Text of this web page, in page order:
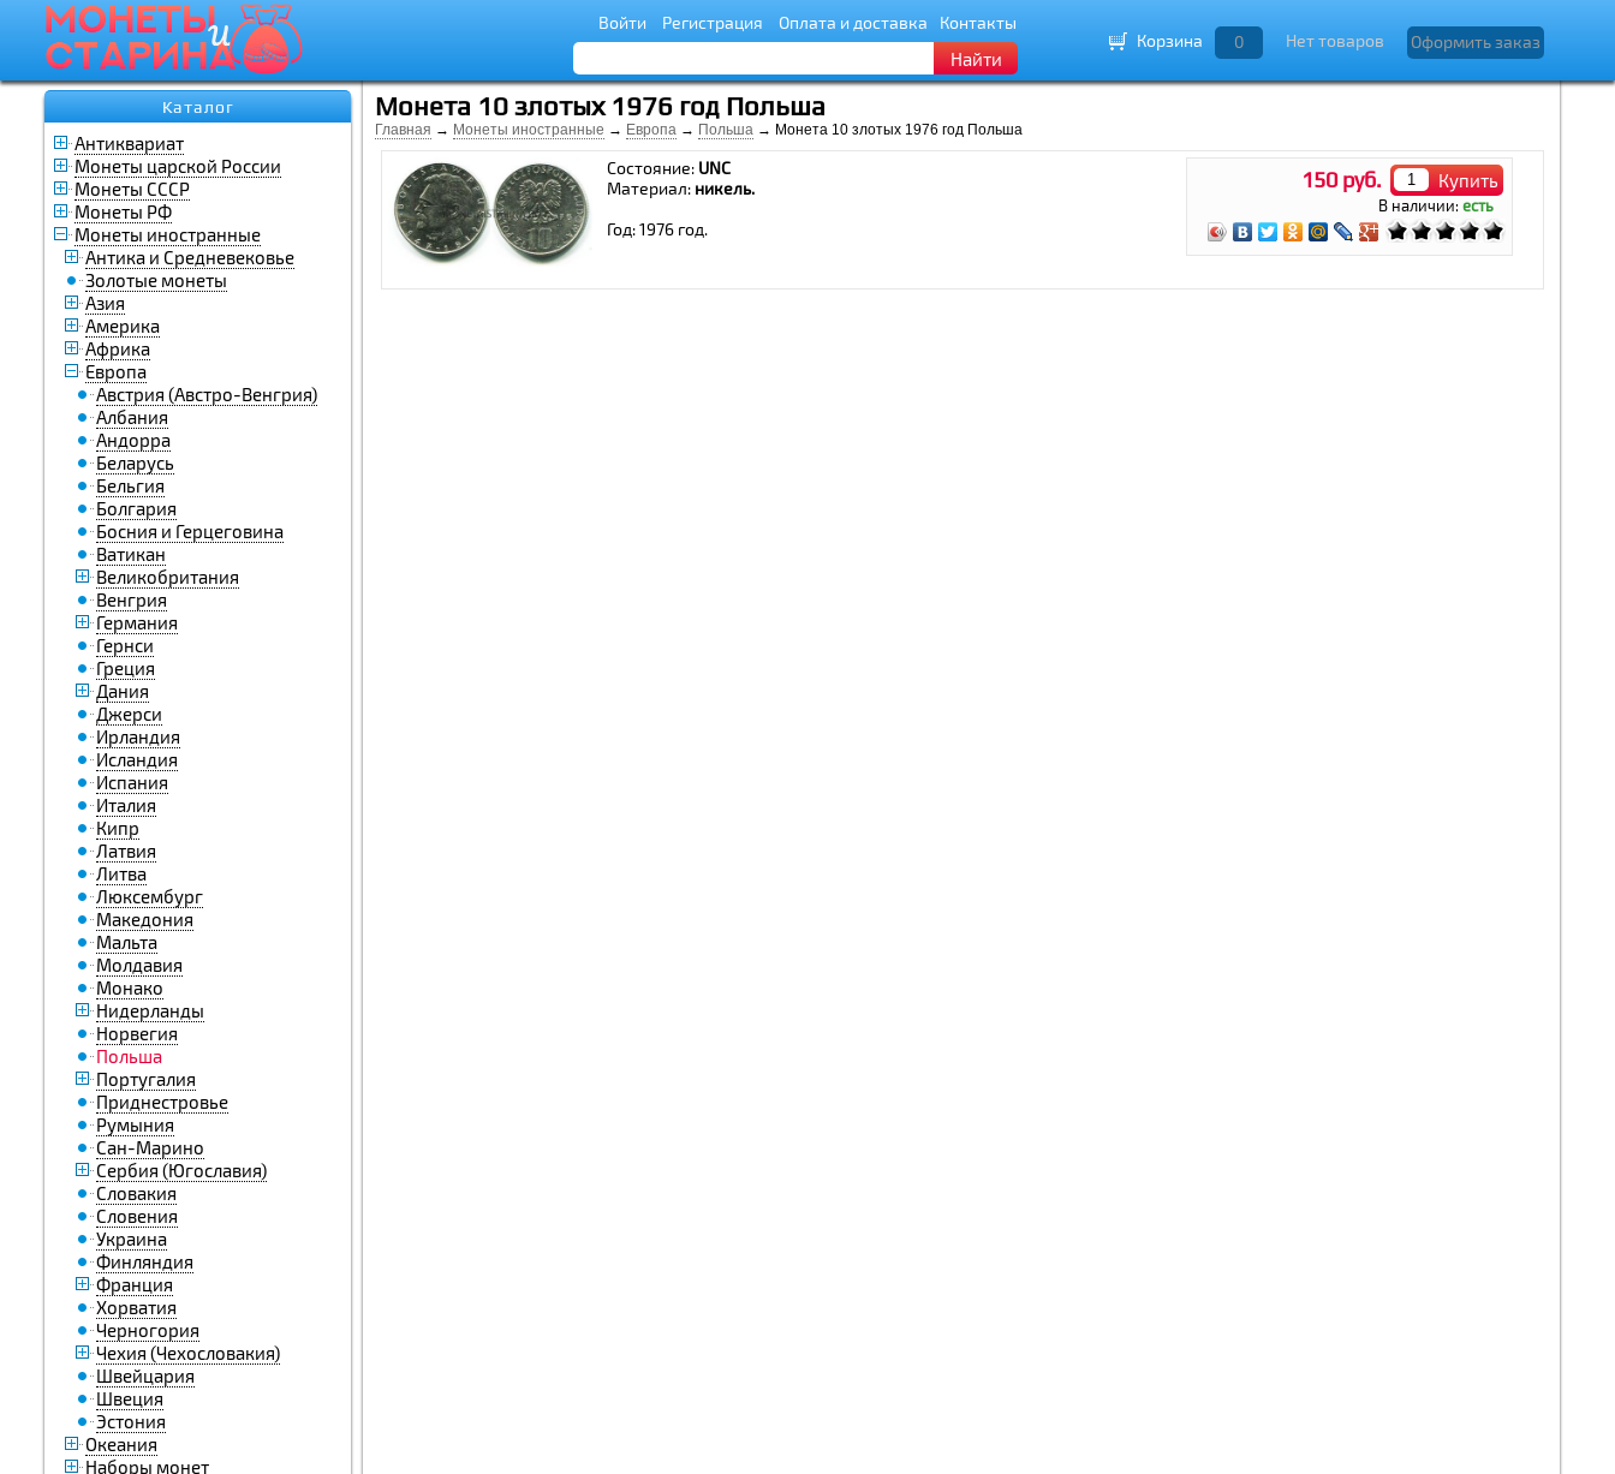
Войти Регистрация Оплата и доставка Контакты
Найти
Корзина 0 Нет товаров Оформить заказ
Каталог
Антиквариат
Монеты царской России
Монеты СССР
Монеты РФ
Монеты иностранные
Антика и Средневековье
Золотые монеты
Азия
Америка
Африка
Европа
Австрия (Австро-Венгрия)
Албания
Андорра
Беларусь
Бельгия
Болгария
Босния и Герцеговина
Ватикан
Великобритания
Венгрия
Германия
Гернси
Греция
Дания
Джерси
Ирландия
Исландия
Испания
Италия
Кипр
Латвия
Литва
Люксембург
Македония
Мальта
Молдавия
Монако
Нидерланды
Норвегия
Польша
Португалия
Приднестровье
Румыния
Сан-Марино
Сербия (Югославия)
Словакия
Словения
Украина
Финляндия
Франция
Хорватия
Черногория
Чехия (Чехословакия)
Швейцария
Швеция
Эстония
Океания
Наборы монет
Монета 10 злотых 1976 год Польша
Главная → Монеты иностранные → Европа → Польша → Монета 10 злотых 1976 год Польша
150 руб. Купить
В наличии:есть
Состояние: UNC
Материал: никель.
Год: 1976 год.